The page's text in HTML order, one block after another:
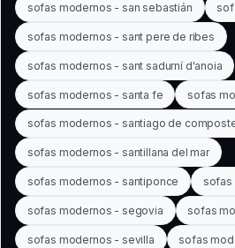
sofas modernos - san sebastián
sofas modernos - sant pere de ribes
sofas modernos - sant sadurní d'anoia
sofas modernos - santa fe sofas
sofas modernos - santiago de
sofas modernos - santillana del mar
sofas modernos - santiponce sofas
sofas modernos - segovia sofas
sofas modernos - sevilla sofas